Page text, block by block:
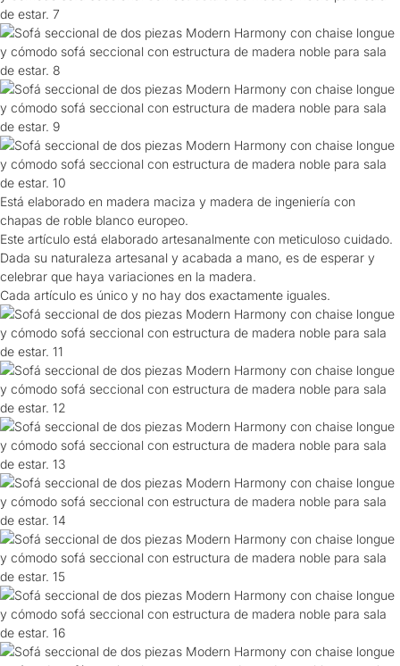
Está elaborado en madera maciza y madera de ingeniería con
chapas de roble blanco europeo.
Este artículo está elaborado artesanalmente con meticuloso cuidado.
Dada su naturaleza artesanal y acabada a mano, es de esperar y
celebrar que haya variaciones en la madera.
Cada artículo es único y no hay dos exactamente iguales.